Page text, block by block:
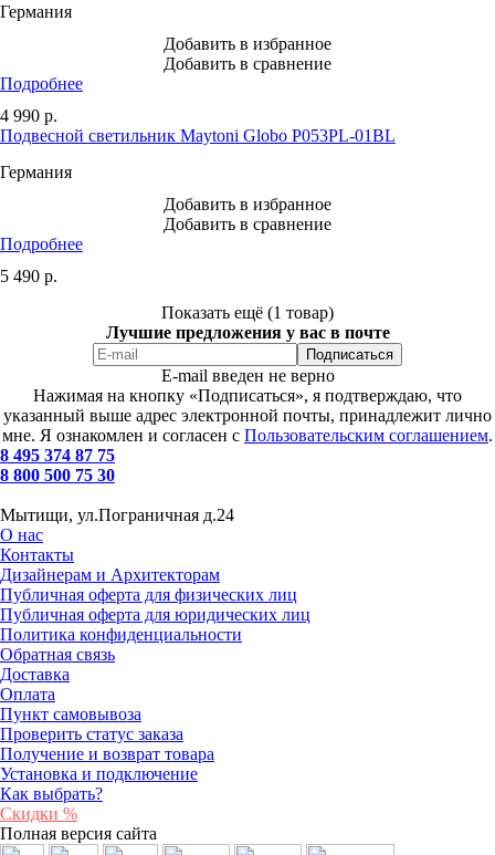
Германия
Добавить в избранное
Добавить в сравнение
Подробнее
4 990 р.
Подвесной светильник Maytoni Globo P053PL-01BL
Германия
Добавить в избранное
Добавить в сравнение
Подробнее
5 490 р.
Показать ещё (1 товар)
Лучшие предложения у вас в почте
E-mail введен не верно
Нажимая на кнопку «Подписаться», я подтверждаю, что
указанный выше адрес электронной почты, принадлежит лично
мне. Я ознакомлен и согласен с Пользовательским соглашением.
8 495 374 87 75
8 800 500 75 30
Мытищи, ул.Пограничная д.24
О нас
Контакты
Дизайнерам и Архитекторам
Публичная оферта для физических лиц
Публичная оферта для юридических лиц
Политика конфиденциальности
Обратная связь
Доставка
Оплата
Пункт самовывоза
Проверить статус заказа
Получение и возврат товара
Установка и подключение
Как выбрать?
Скидки %
Полная версия сайта